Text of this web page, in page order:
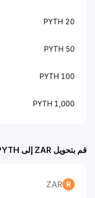
20 PYTH
50 PYTH
100 PYTH
1,000 PYTH
قم بتحويل ZAR إلى PYTH
ZAR